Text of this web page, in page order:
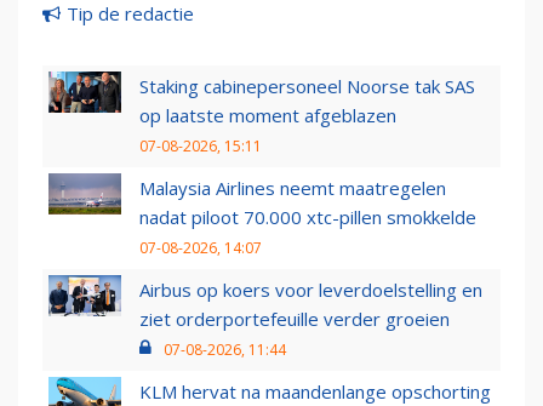
Tip de redactie
Staking cabinepersoneel Noorse tak SAS
op laatste moment afgeblazen
07-08-2026, 15:11
Malaysia Airlines neemt maatregelen
nadat piloot 70.000 xtc-pillen smokkelde
07-08-2026, 14:07
Airbus op koers voor leverdoelstelling en
ziet orderportefeuille verder groeien
07-08-2026, 11:44
KLM hervat na maandenlange opschorting